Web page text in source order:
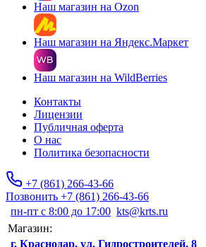
Наш магазин на Ozon
Наш магазин на Яндекс.Маркет
Наш магазин на WildBerries
Контакты
Лицензии
Публичная оферта
О нас
Политика безопасности
+7 (861) 266-43-66
Позвонить +7 (861) 266-43-66
пн-пт с 8:00 до 17:00 kts@krts.ru
Магазин:
г. Краснодар, ул. Гидростроителей, 8